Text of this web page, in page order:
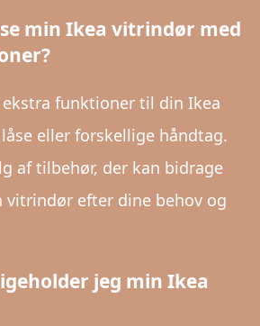
min Ikea vitrindør med
ekstra funktioner til din Ikea
eller forskellige håndtag.
af tilbehør, der kan bidrage
efter dine behov og
jeg min Ikea